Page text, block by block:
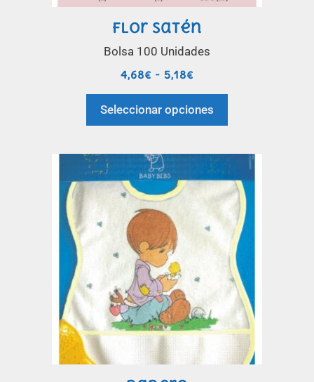
Flor satén
Bolsa 100 Unidades
4,68€ - 5,18€
Seleccionar opciones